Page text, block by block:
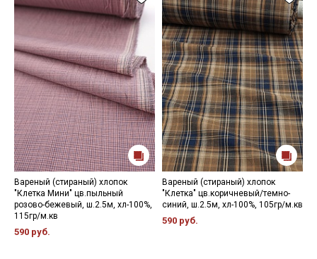
Вареный (стираный) хлопок
"Клетка Мини" цв.пыльный
розово-бежевый, ш.2.5м, хл-100%,
115гр/м.кв
590 руб.
Вареный (стираный) хлопок
"Клетка" цв.коричневый/темно-
синий, ш.2.5м, хл-100%, 105гр/м.кв
590 руб.